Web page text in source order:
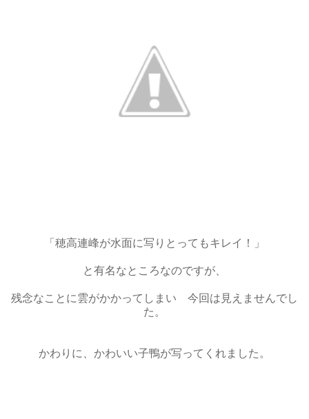
「穂高連峰が水面に写りとってもキレイ！」
と有名なところなのですが、
残念なことに雲がかかってしまい 今回は見えませんでし
た。
かわりに、かわいい子鴨が写ってくれました。